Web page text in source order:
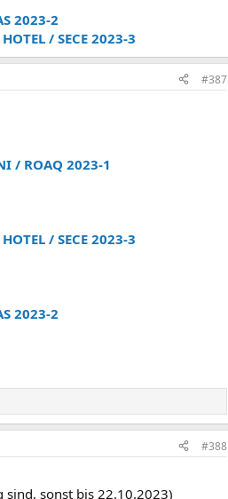
2023-2
/ SECE 2023-3
#387
/ ROAQ 2023-1
/ SECE 2023-3
2023-2
#388
sind, sonst bis 22.10.2023)